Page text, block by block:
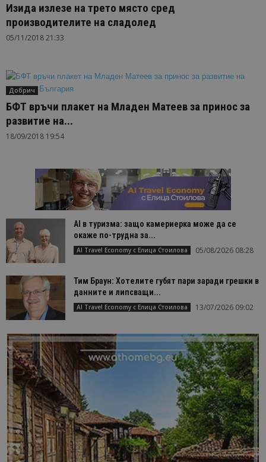
Изида излезе на трето място сред
производителите на сладолед
05/11/2018 21:33
Добрич
БФТ връчи плакет на Младен Матеев за принос за
развитие на...
18/09/2018 19:54
AI в туризма: защо камериерка може да се
окаже по-трудна за...
AI Travel Economy с Елица Стоилова 05/08/2026 08:28
Тим Браун: Хотелите губят пари заради грешки в
данните и липсващи...
AI Travel Economy с Елица Стоилова 13/07/2026 09:02